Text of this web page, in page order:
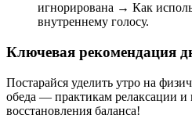
игнорирована → Как
внутреннему голосу.
Ключевая рекомендация
Постарайся уделить утро на
обеда — практикам релаксации и
восстановления баланса!